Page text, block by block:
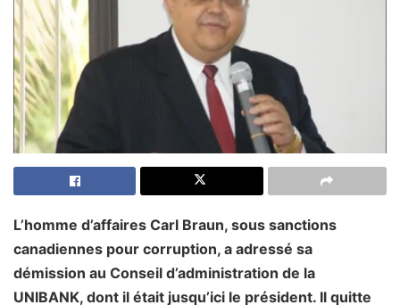
L’homme d’affaires Carl Braun, sous sanctions
canadiennes pour corruption, a adressé sa
démission au Conseil d’administration de la
UNIBANK, dont il était jusqu’ici le président. Il quitte